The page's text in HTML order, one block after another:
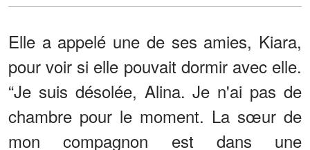
Elle a appelé une de ses amies, Kiara,
pour voir si elle pouvait dormir avec elle.
“Je suis désolée, Alina. Je n'ai pas de
chambre pour le moment. La sœur de
mon compagnon est dans une